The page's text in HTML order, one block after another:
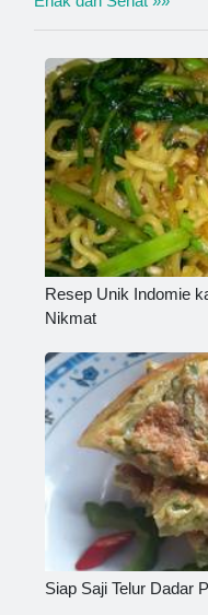
Resep Unik Indomie
Nikmat
Siap Saji Telur Dadar